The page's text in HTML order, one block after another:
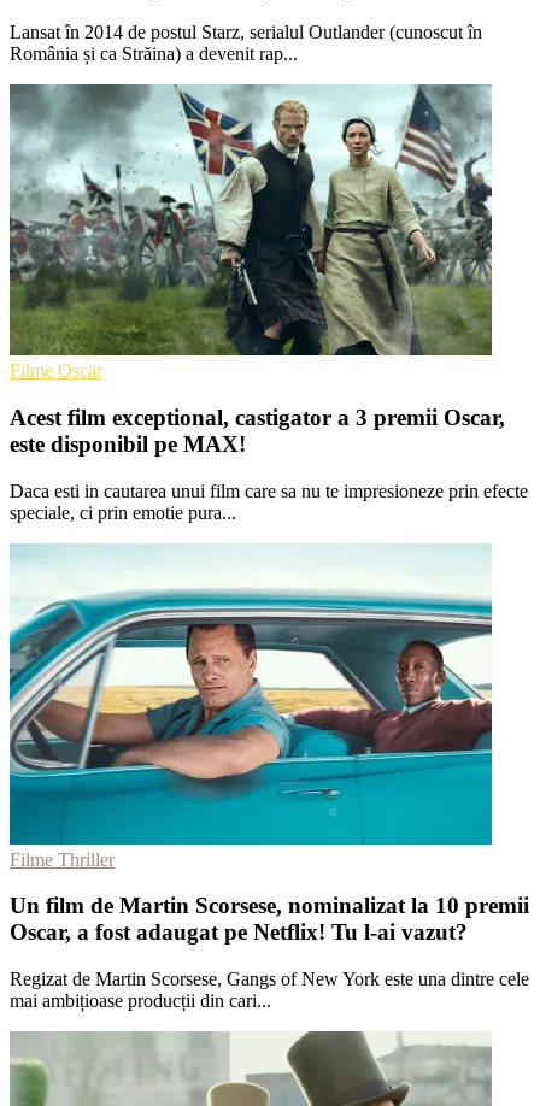
Lansat în 2014 de postul Starz, serialul Outlander (cunoscut în
România și ca Străina) a devenit rap...
Filme Oscar
Acest film exceptional, castigator a 3 premii Oscar,
este disponibil pe MAX!
Daca esti in cautarea unui film care sa nu te impresioneze prin efecte
speciale, ci prin emotie pura...
Filme Thriller
Un film de Martin Scorsese, nominalizat la 10 premii
Oscar, a fost adaugat pe Netflix! Tu l-ai vazut?
Regizat de Martin Scorsese, Gangs of New York este una dintre cele
mai ambițioase producții din cari...